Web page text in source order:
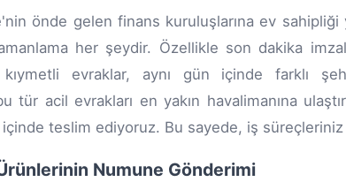
önde gelen finans kuruluşlarına ev sahipliği
her şeydir. Özellikle son dakika
evraklar, aynı gün içinde farklı
tür acil evrakları en yakın havalimanına
içinde teslim ediyoruz. Bu sayede, iş
Numune Gönderimi